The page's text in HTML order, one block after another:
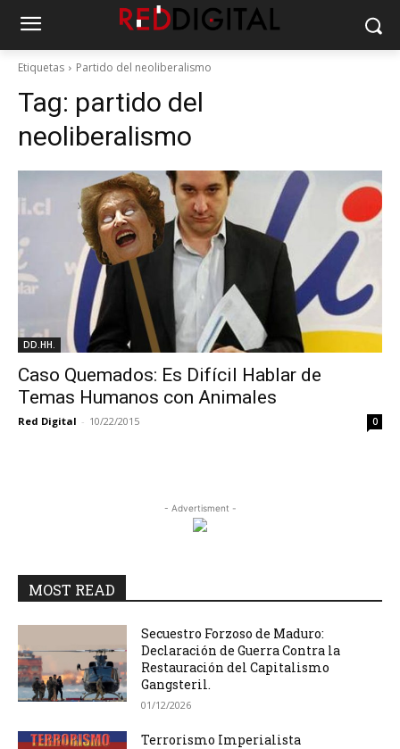
Etiquetas Partido del neoliberalismo
Tag: partido del
neoliberalismo
DD.HH.
Caso Quemados: Es Difícil Hablar de
Temas Humanos con Animales
Red Digital - 10/22/2015 0
- Advertisment -
MOST READ
Secuestro Forzoso de Maduro:
Declaración de Guerra Contra la
Restauración del Capitalismo
Gangsteril.
01/12/2026
Terrorismo Imperialista